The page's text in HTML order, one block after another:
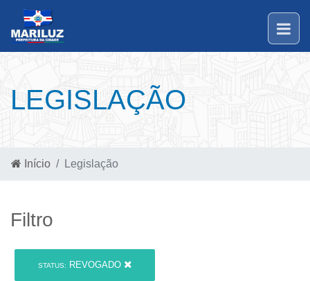
LEGISLAÇÃO
Início Legislação
Filtro
STATUS: REVOGADO